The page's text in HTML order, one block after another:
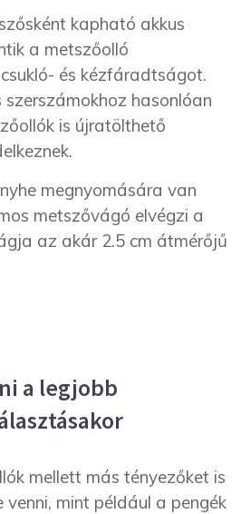
kapható akkus
a metszőolló
és kézfáradtságot.
hasonlóan
is újratölthető
megnyomására van
metszővágó elvégzi a
az akár 2.5 cm átmérőjű
a legjobb
mellett más tényezőket is
venni, mint például a pengék